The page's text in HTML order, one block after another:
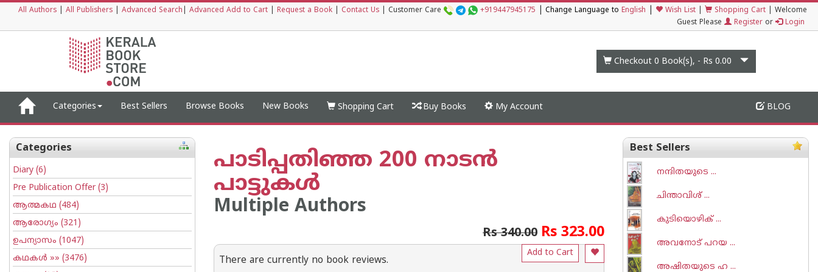
All Authors All Publishers Advanced Search Advanced Add to Cart Request a Book Contact Us Customer Care +919447945175 Change Language to English Wish List Shopping Cart
Welcome
Guest Please
Register or Login
Checkout 0 Book(s), - Rs 0.00
Categories Best Sellers Browse Books New Books Shopping Cart Buy Books My Account BLOG
Categories
Diary (6)
Pre Publication Offer(3)
ആത്മകഥ (484)
ആരോഗ്യം (321)
ഉപന്യാസം (1047)
കഥകള്‍ »» (3476)
പാടിപ്പതിഞ്ഞ 200 നാടൻ
പാട്ടുകൾ
Multiple Authors
Rs 340.00 Rs 323.00
Add to Cart
There are currently no book reviews.
Best Sellers
നന്ദിതയുടെ ...
ചിന്താവിശ് ...
കുടിയൊഴിക് ...
അവനോട് പറയ ...
അഷിതയുടെ ഹ ...